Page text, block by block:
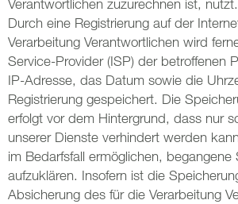
Verantwortlichen zuzurechnen ist, nutzt.
Durch eine Registrierung auf der
Verarbeitung Verantwortlichen wird
Service-Provider (ISP) der betroffenen
IP-Adresse, das Datum sowie die
Registrierung gespeichert. Die
erfolgt vor dem Hintergrund, dass nur
unserer Dienste verhindert werden
im Bedarfsfall ermöglichen, begangene
aufzuklären. Insofern ist die
Absicherung des für die Verarbeitung